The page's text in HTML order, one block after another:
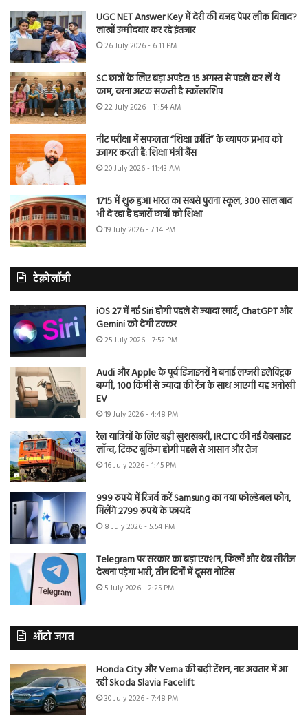
UGC NET Answer Key में देरी की वजह पेपर लीक विवाद?
लाखों उम्मीदवार कर रहे इंतजार
26 July 2026 - 6:11 PM
SC छात्रों के लिए बड़ा अपडेट! 15 अगस्त से पहले कर लें ये
काम, वरना अटक सकती है स्कॉलरशिप
22 July 2026 - 11:54 AM
नीट परीक्षा में सफलता “शिक्षा क्रांति” के व्यापक प्रभाव को
उजागर करती है: शिक्षा मंत्री बैंस
20 July 2026 - 11:43 AM
1715 में शुरू हुआ भारत का सबसे पुराना स्कूल, 300 साल बाद
भी दे रहा है हजारों छात्रों को शिक्षा
19 July 2026 - 7:14 PM
टेक्नोलॉजी
iOS 27 में नई Siri होगी पहले से ज्यादा स्मार्ट, ChatGPT और
Gemini को देगी टक्कर
25 July 2026 - 7:52 PM
Audi और Apple के पूर्व डिजाइनरों ने बनाई लग्जरी इलेक्ट्रिक
बग्गी, 100 किमी से ज्यादा की रेंज के साथ आएगी यह अनोखी
EV
19 July 2026 - 4:48 PM
रेल यात्रियों के लिए बड़ी खुशखबरी, IRCTC की नई वेबसाइट
लॉन्च, टिकट बुकिंग होगी पहले से आसान और तेज
16 July 2026 - 1:45 PM
999 रुपये में रिजर्व करें Samsung का नया फोल्डेबल फोन,
मिलेंगे 2799 रुपये के फायदे
8 July 2026 - 5:54 PM
Telegram पर सरकार का बड़ा एक्शन, फिल्में और वेब सीरीज
देखना पड़ेगा भारी, तीन दिनों में दूसरा नोटिस
5 July 2026 - 2:25 PM
ऑटो जगत
Honda City और Verna की बढ़ी टेंशन, नए अवतार में आ
रही Skoda Slavia Facelift
30 July 2026 - 7:48 PM